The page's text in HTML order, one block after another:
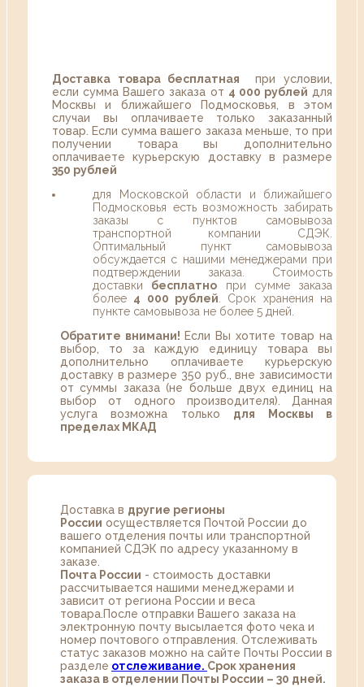
Доставка товара бесплатная при условии,
если сумма Вашего заказа от 4 000 рублей для
Москвы и ближайшего Подмосковья, в этом
случаи вы оплачиваете только заказанный
товар. Если сумма вашего заказа меньше, то при
получении товара вы дополнительно
оплачиваете курьерскую доставку в размере
350 рублей
для Московской области и ближайшего
Подмосковья есть возможность забирать
заказы с пунктов самовывоза
транспортной компании СДЭК.
Оптимальный пункт самовывоза
обсуждается с нашими менеджерами при
подтверждении заказа. Стоимость
доставки бесплатно при сумме заказа
более 4 000 рублей . Срок хранения на
пункте самовывоза не более 5 дней.
Обратите внимани! Если Вы хотите товар на
выбор, то за каждую единицу товара вы
дополнительно оплачиваете курьерскую
доставку в размере 350 руб., вне зависимости
от суммы заказа (не больше двух единиц на
выбор от одного производителя). Данная
услуга возможна только для Москвы в
пределах МКАД
Доставка в другие регионы
России осуществляется Почтой России до
вашего отделения почты или транспортной
компанией СДЭК по адресу указанному в
заказе.
Почта России - стоимость доставки
рассчитывается нашими менеджерами и
зависит от региона России и веса
товара.После отправки Вашего заказа на
электронную почту высылается фото чека и
номер почтового отправления. Отслеживать
статус заказов можно на сайте Почты России в
разделе oтслеживание. Срок хранения
заказа в отделении Почты России – 30 дней.